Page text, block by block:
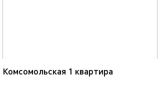
Комсомольская 1 квартира